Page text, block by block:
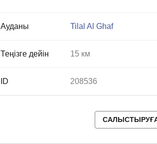
Ауданы Tilal Al Ghaf
Теңізге дейін 15 км
ID 208536